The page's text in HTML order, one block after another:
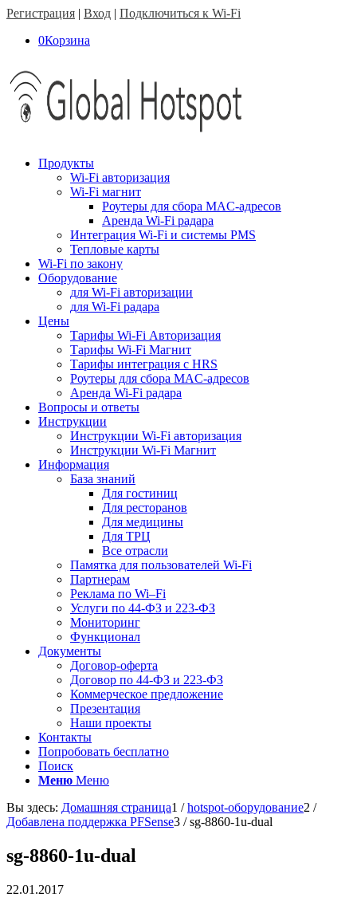
Регистрация | Вход | Подключиться к Wi-Fi
0Корзина
Продукты
Wi-Fi авторизация
Wi-Fi магнит
Роутеры для сбора MAC-адресов
Аренда Wi-Fi радара
Интеграция Wi-Fi и системы PMS
Тепловые карты
Wi-Fi по закону
Оборудование
для Wi-Fi авторизации
для Wi-Fi радара
Цены
Тарифы Wi-Fi Авторизация
Тарифы Wi-Fi Магнит
Тарифы интеграция с HRS
Роутеры для сбора MAC-адресов
Аренда Wi-Fi радара
Вопросы и ответы
Инструкции
Инструкции Wi-Fi авторизация
Инструкции Wi-Fi Магнит
Информация
База знаний
Для гостиниц
Для ресторанов
Для медицины
Для ТРЦ
Все отрасли
Памятка для пользователей Wi-Fi
Партнерам
Реклама по Wi–Fi
Услуги по 44-ФЗ и 223-ФЗ
Мониторинг
Функционал
Документы
Договор-оферта
Договор по 44-ФЗ и 223-ФЗ
Коммерческое предложение
Презентация
Наши проекты
Контакты
Попробовать бесплатно
Поиск
Меню Меню
Вы здесь: Домашняя страница1 / hotspot-оборудование2 /
Добавлена поддержка PFSense3 / sg-8860-1u-dual
sg-8860-1u-dual
22.01.2017